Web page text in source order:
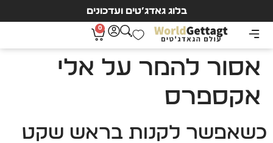
בלוג גאדג’טים ועדכונים
0
אסור להמר על אלי
אקספרס
כשאפשר לקנות בראש שקט